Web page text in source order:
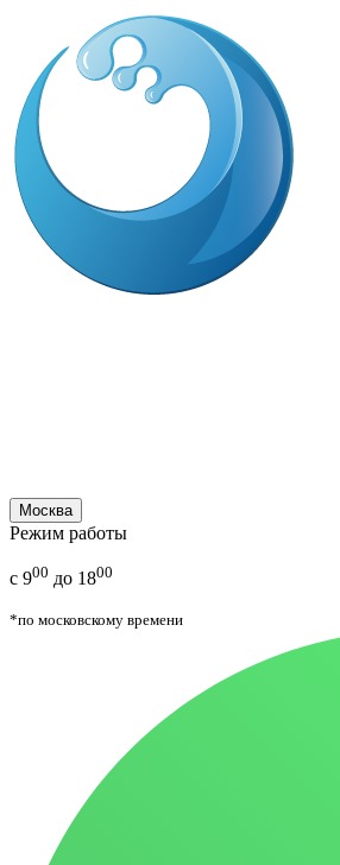
Москва
Режим работы
с 900 до 1800
*по московскому времени